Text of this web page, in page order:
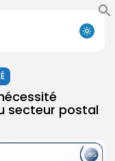
secteur postal